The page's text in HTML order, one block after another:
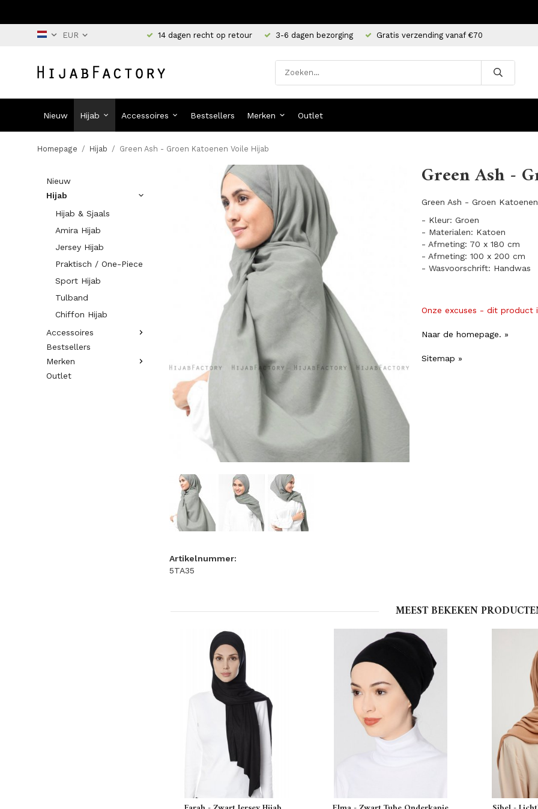
14 dagen recht op retour 3-6 dagen bezorging Gratis verzending vanaf €70
Nieuw Hijab Accessoires Bestsellers Merken Outlet
Homepage / Hijab / Green Ash - Groen Katoenen Voile Hijab
Nieuw
Hijab
Hijab & Sjaals
Amira Hijab
Jersey Hijab
Praktisch / One-Piece
Sport Hijab
Tulband
Chiffon Hijab
Accessoires
Bestsellers
Merken
Outlet
Green Ash -
Green Ash - Groen
- Kleur: Groen
- Materialen: Katoen
- Afmeting: 70 x 180 cm
- Afmeting: 100 x 200 cm
- Wasvoorschrift: Handwas
Onze excuses - dit product
Naar de homepage. »
Sitemap »
Artikelnummer:
5TA35
MEEST BEKEKEN